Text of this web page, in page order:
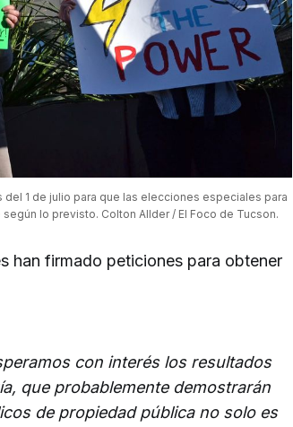
1 de julio para que las elecciones especiales para
lo previsto. Colton Allder / El Foco de Tucson.
han firmado peticiones para obtener
con interés los resultados
que probablemente demostrarán
de propiedad pública no solo es